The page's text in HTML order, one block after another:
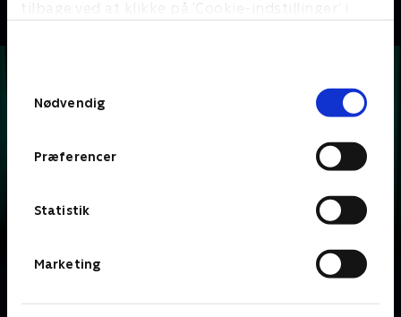
tilbage ved at klikke på ’Cookie-indstillinger’ i
Nødvendig
Præferencer
Statistik
Marketing